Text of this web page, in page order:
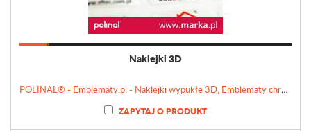
Naklejki 3D
POLINAL® - Emblematy.pl - Naklejki wypukłe 3D, Emblematy chromowane, Tabliczki, Etykiety
ZAPYTAJ O PRODUKT